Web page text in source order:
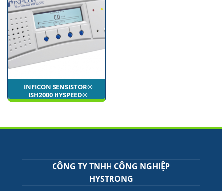
INFICON SENSISTOR®
ISH2000 HYSPEED®
CÔNG TY TNHH CÔNG NGHIỆP
HYSTRONG